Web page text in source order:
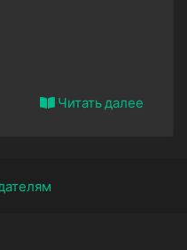
Читать далее